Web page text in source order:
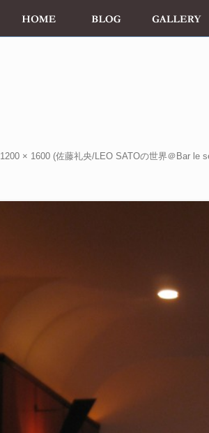
1200 × 1600 (佐藤礼央/LEO SATOの世界＠Bar le